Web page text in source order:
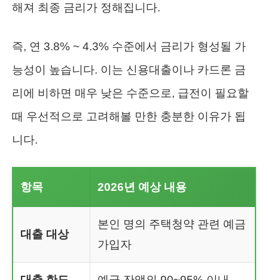
해져 최종 금리가 정해집니다.
즉, 연 3.8% ~ 4.3% 수준에서 금리가 형성될 가
능성이 높습니다. 이는 신용대출이나 카드론 금
리에 비하면 매우 낮은 수준으로, 급전이 필요할
때 우선적으로 고려해볼 만한 충분한 이유가 됩
니다.
항목 2026년 예상 내용
대출 대상
본인 명의 주택청약 관련 예금
가입자